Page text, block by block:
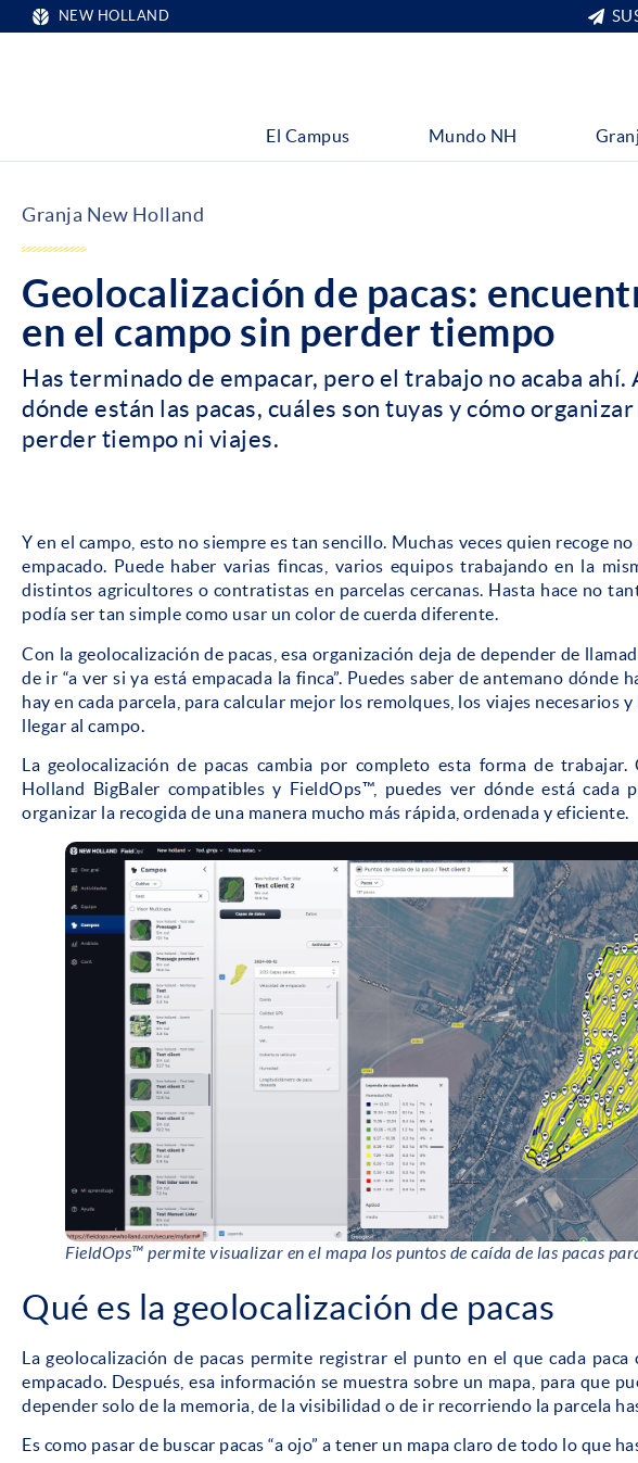
NEW HOLLAND
El Campus Mundo NH
Granja New Holland
Geolocalización de pacas:
en el campo sin perder tiempo
Has terminado de empacar, pero el trabajo no acaba ahí.
dónde están las pacas, cuáles son tuyas y cómo
perder tiempo ni viajes.
Y en el campo, esto no siempre es tan sencillo. Muchas veces quien recoge
empacado. Puede haber varias fincas, varios equipos trabajando en la
distintos agricultores o contratistas en parcelas cercanas. Hasta hace no
podía ser tan simple como usar un color de cuerda diferente.
Con la geolocalización de pacas, esa organización deja de depender de
de ir “a ver si ya está empacada la finca”. Puedes saber de antemano dónde
hay en cada parcela, para calcular mejor los remolques, los viajes necesarios
llegar al campo.
La geolocalización de pacas cambia por completo esta forma de trabajar.
Holland BigBaler compatibles y FieldOps™, puedes ver dónde está cada
organizar la recogida de una manera mucho más rápida, ordenada y eficiente.
FieldOps™ permite visualizar en el mapa los puntos de caída de las pacas
Qué es la geolocalización de pacas
La geolocalización de pacas permite registrar el punto en el que cada paca
empacado. Después, esa información se muestra sobre un mapa, para que
depender solo de la memoria, de la visibilidad o de ir recorriendo la parcela
Es como pasar de buscar pacas “a ojo” a tener un mapa claro de todo lo que